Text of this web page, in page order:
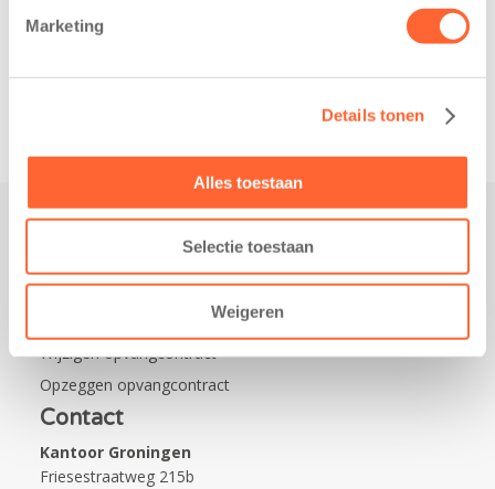
Marketing
Details tonen
Alles toestaan
Selectie toestaan
Weigeren
de wijk Wiarda in
Leeuwarden Zuid.
Werken bij Kids First
Wijzigen opvangcontract
Opzeggen opvangcontract
Contact
Kantoor Groningen
Friesestraatweg 215b